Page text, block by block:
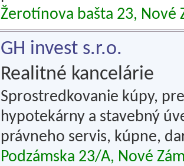
Žerotínova bašta 23, Nové
GH invest s.r.o.
Realitné kancelárie
Sprostredkovanie kúpy,
hypotekárny a stavebný
právneho servis, kúpne,
Podzámska 23/A, Nové